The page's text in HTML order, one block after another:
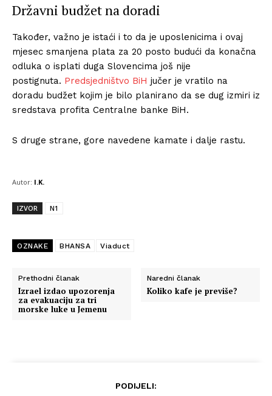
Info
Državni budžet na doradi
Također, važno je istaći i to da je uposlenicima i ovaj
mjesec smanjena plata za 20 posto budući da konačna
odluka o isplati duga Slovencima još nije
postignuta. Predsjedništvo BiH jučer je vratilo na
doradu budžet kojim je bilo planirano da se dug izmiri iz
sredstava profita Centralne banke BiH.
S druge strane, gore navedene kamate i dalje rastu.
Autor: I.K.
IZVOR N1
OZNAKE BHANSA Viaduct
Prethodni članak
Izrael izdao upozorenja
za evakuaciju za tri
morske luke u Jemenu
Naredni članak
Koliko kafe je previše?
PODIJELI: